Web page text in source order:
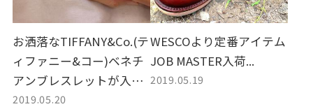
お洒落なTIFFANY&Co.(テ
ィファニー&コー)ベネチ
アンブレスレットが入荷
★
2019.05.20
WESCOより定番アイテム
JOB MASTER入荷...
2019.05.19